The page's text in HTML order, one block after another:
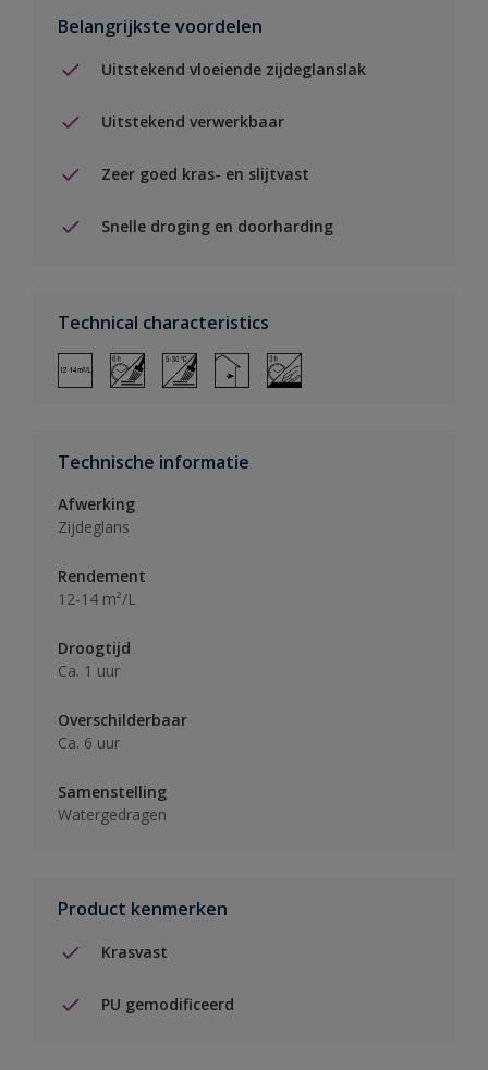
Belangrijkste voordelen
Uitstekend vloeiende zijdeglanslak
Uitstekend verwerkbaar
Zeer goed kras- en slijtvast
Snelle droging en doorharding
Technical characteristics
Technische informatie
Afwerking
Zijdeglans
Rendement
12-14 m²/L
Droogtijd
Ca. 1 uur
Overschilderbaar
Ca. 6 uur
Samenstelling
Watergedragen
Product kenmerken
Krasvast
PU gemodificeerd